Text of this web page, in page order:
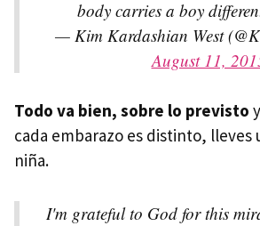
body carries a boy
— Kim Kardashian West
August 11,
Todo va bien, sobre lo previsto
cada embarazo es distinto, lleves
niña.
I'm grateful to God for this